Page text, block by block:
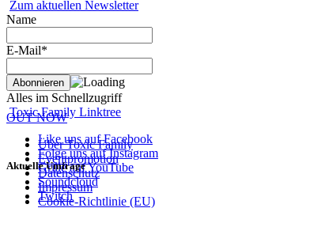
Zum aktuellen Newsletter
Name
E-Mail*
Alles im Schnellzugriff
Toxic Family Linktree
Like uns auf Facebook
Folge uns auf Instagram
Grille auf YouTube
Soundcloud
Twitch
Aktuelle Umfrage
OUT NOW
Über Toxic Family
Eventpromotion
Datenschutz
Impressum
Cookie-Richtlinie (EU)